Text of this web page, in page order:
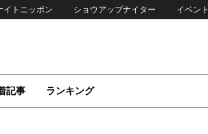
イトニッポン ショウアップナイター イベント
記事 ランキング